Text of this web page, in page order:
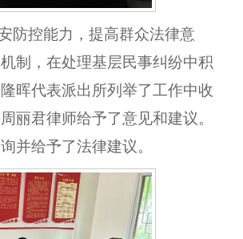
防控能力，提高群众法律意
制，在处理基层民事纠纷中积
隆晖代表派出所列举了工作中收
丽君律师给予了意见和建议。
并给予了法律建议。